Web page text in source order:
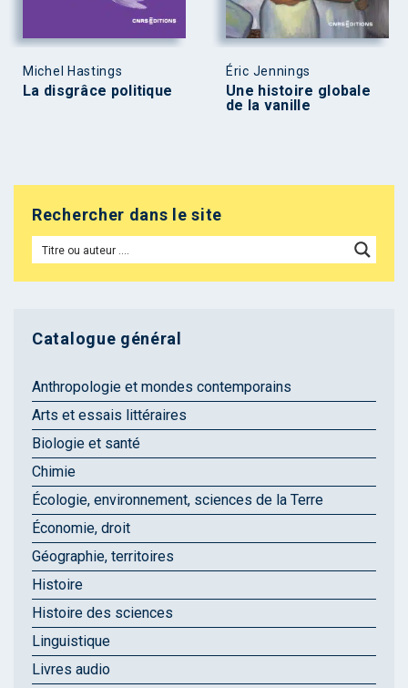
Michel Hastings
La disgrâce politique
Éric Jennings
Une histoire globale
de la vanille
Rechercher dans le site
Catalogue général
Anthropologie et mondes contemporains
Arts et essais littéraires
Biologie et santé
Chimie
Écologie, environnement, sciences de la Terre
Économie, droit
Géographie, territoires
Histoire
Histoire des sciences
Linguistique
Livres audio